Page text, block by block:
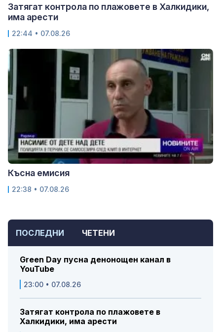
ПОСЛЕДНИ ЧЕТЕНИ
Green Day пусна денонощен канал в
YouTube
23:00 • 07.08.26
Затягат контрола по плажовете в
Халкидики, има арести
Затягат контрола по плажовете в Халкидики,
има арести
22:44 • 07.08.26
Късна емисия
22:38 • 07.08.26